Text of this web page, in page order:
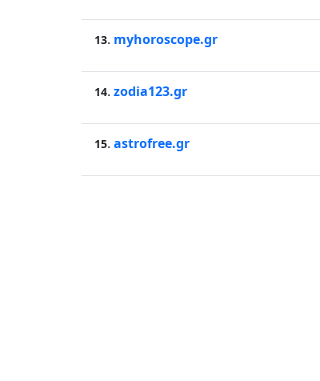
13. myhoroscope.gr
14. zodia123.gr
15. astrofree.gr